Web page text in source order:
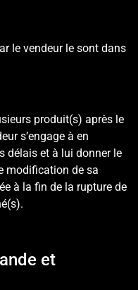
le vendeur le sont dans
produit(s) après le
s’engage à en
délais et à lui donner le
modification de sa
à la fin de la rupture de
et